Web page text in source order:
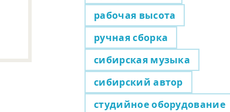
рабочая высота
ручная сборка
сибирская музыка
сибирский автор
студийное оборудование